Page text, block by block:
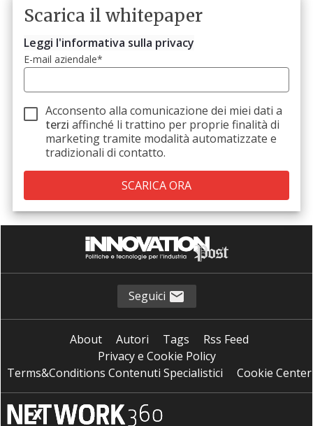
Scarica il whitepaper
Leggi l'informativa sulla privacy
E-mail aziendale*
Acconsento alla comunicazione dei miei dati a
terzi affinché li trattino per proprie finalità di
marketing tramite modalità automatizzate e
tradizionali di contatto.
Seguici
About Autori Tags
Rss Feed
Privacy e Cookie Policy
Terms&Conditions Contenuti Specialistici
Cookie Center